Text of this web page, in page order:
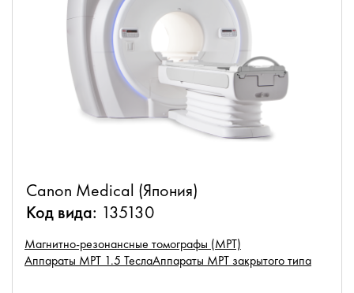
Canon Medical (Япония)
Код вида: 135130
Магнитно-резонансные томографы (МРТ)
Аппараты МРТ 1.5 ТеслаАппараты МРТ закрытого типа